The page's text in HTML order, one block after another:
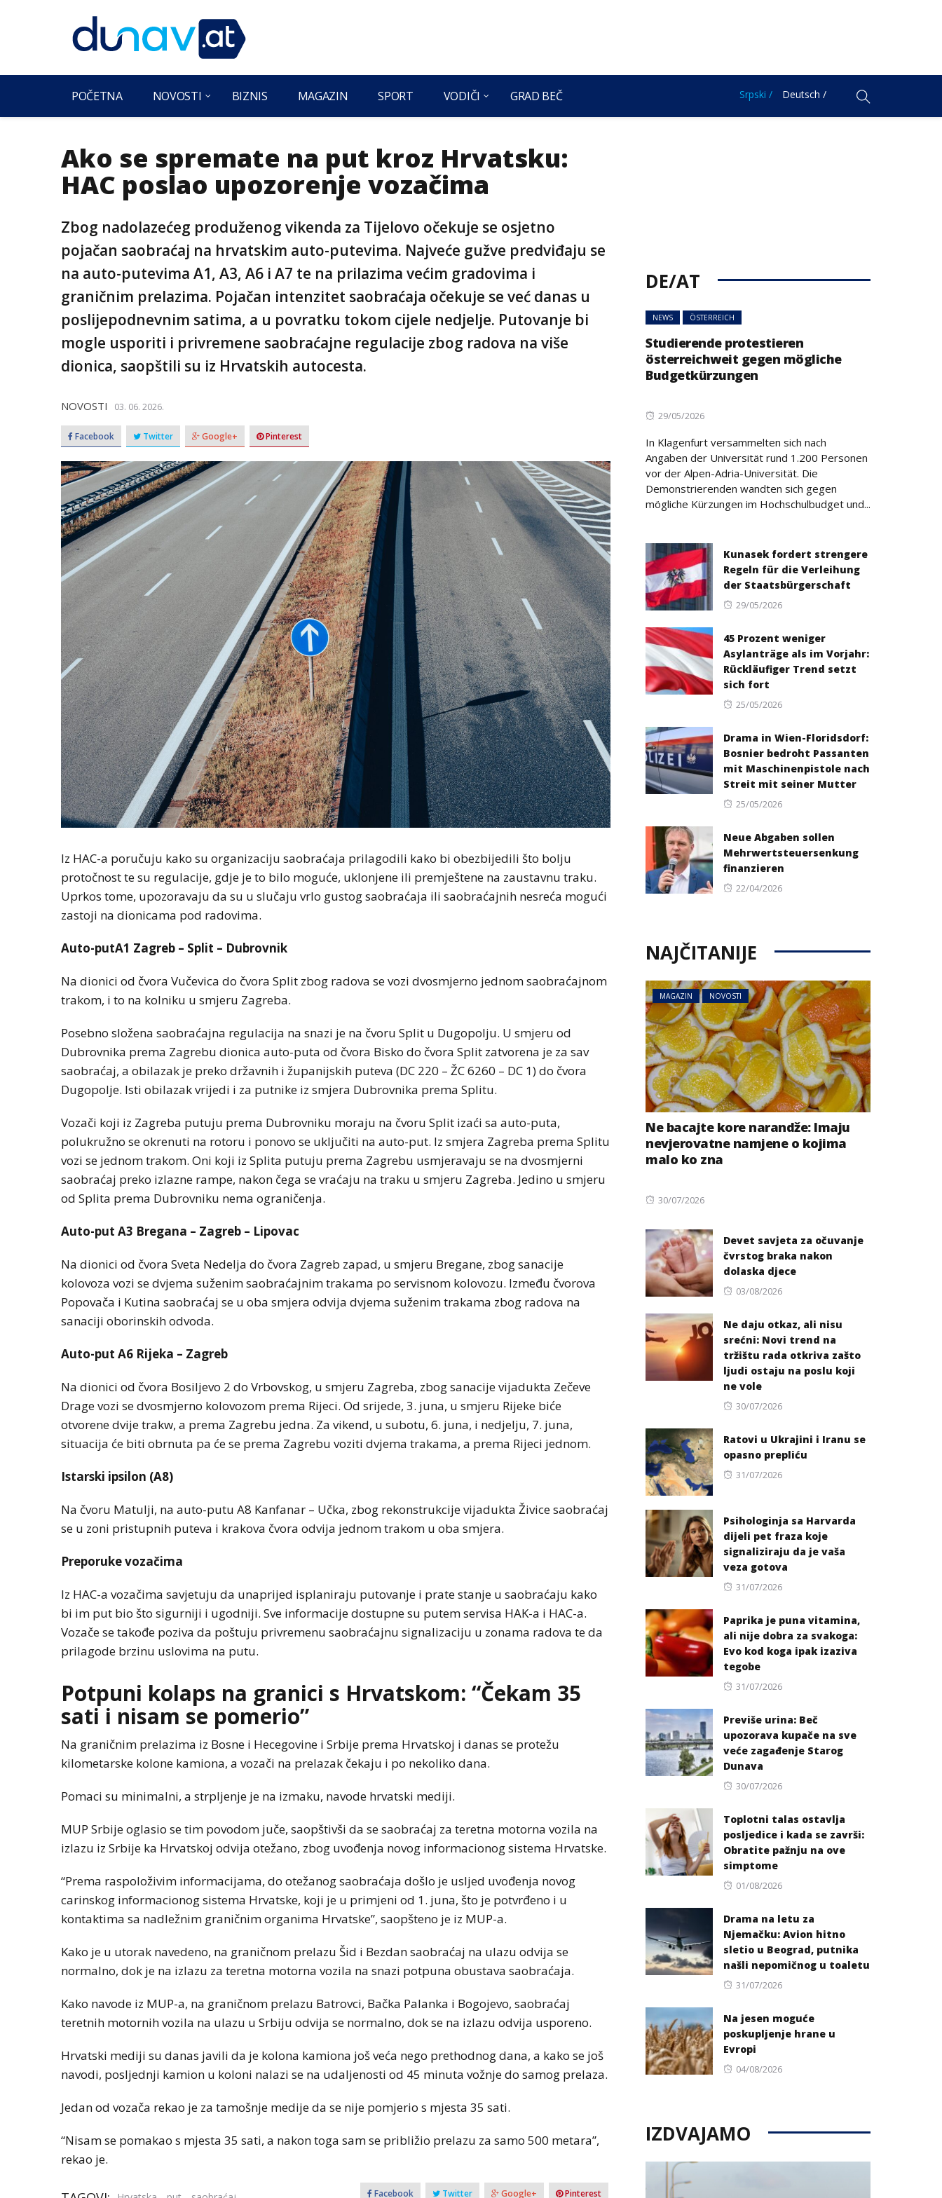
POČETNA NOVOSTI BIZNIS MAGAZIN SPORT VODIČI GRAD BEČ Srpski / Deutsch /
Ako se spremate na put kroz Hrvatsku:
HAC poslao upozorenje vozačima
Zbog nadolazećeg produženog vikenda za Tijelovo očekuje se osjetno
pojačan saobraćaj na hrvatskim auto-putevima. Najveće gužve predviđaju se
na auto-putevima A1, A3, A6 i A7 te na prilazima većim gradovima i
graničnim prelazima. Pojačan intenzitet saobraćaja očekuje se već danas u
poslijepodnevnim satima, a u povratku tokom cijele nedjelje. Putovanje bi
mogle usporiti i privremene saobraćajne regulacije zbog radova na više
dionica, saopštili su iz Hrvatskih autocesta.
NOVOSTI 03. 06. 2026.
Facebook Twitter Google+ Pinterest
Iz HAC-a poručuju kako su organizaciju saobraćaja prilagodili kako bi obezbijedili što bolju
protočnost te su regulacije, gdje je to bilo moguće, uklonjene ili premještene na zaustavnu traku.
Uprkos tome, upozoravaju da su u slučaju vrlo gustog saobraćaja ili saobraćajnih nesreća mogući
zastoji na dionicama pod radovima.
Auto-putA1 Zagreb – Split – Dubrovnik
Na dionici od čvora Vučevica do čvora Split zbog radova se vozi dvosmjerno jednom saobraćajnom
trakom, i to na kolniku u smjeru Zagreba.
Posebno složena saobraćajna regulacija na snazi je na čvoru Split u Dugopolju. U smjeru od
Dubrovnika prema Zagrebu dionica auto-puta od čvora Bisko do čvora Split zatvorena je za sav
saobraćaj, a obilazak je preko državnih i županijskih puteva (DC 220 – ŽC 6260 – DC 1) do čvora
Dugopolje. Isti obilazak vrijedi i za putnike iz smjera Dubrovnika prema Splitu.
Vozači koji iz Zagreba putuju prema Dubrovniku moraju na čvoru Split izaći sa auto-puta,
polukružno se okrenuti na rotoru i ponovo se uključiti na auto-put. Iz smjera Zagreba prema Splitu
vozi se jednom trakom. Oni koji iz Splita putuju prema Zagrebu usmjeravaju se na dvosmjerni
saobraćaj preko izlazne rampe, nakon čega se vraćaju na traku u smjeru Zagreba. Jedino u smjeru
od Splita prema Dubrovniku nema ograničenja.
Auto-put A3 Bregana – Zagreb – Lipovac
Na dionici od čvora Sveta Nedelja do čvora Zagreb zapad, u smjeru Bregane, zbog sanacije
kolovoza vozi se dvjema suženim saobraćajnim trakama po servisnom kolovozu. Između čvorova
Popovača i Kutina saobraćaj se u oba smjera odvija dvjema suženim trakama zbog radova na
sanaciji oborinskih odvoda.
Auto-put A6 Rijeka – Zagreb
Na dionici od čvora Bosiljevo 2 do Vrbovskog, u smjeru Zagreba, zbog sanacije vijadukta Zečeve
Drage vozi se dvosmjerno kolovozom prema Rijeci. Od srijede, 3. juna, u smjeru Rijeke biće
otvorene dvije trakw, a prema Zagrebu jedna. Za vikend, u subotu, 6. juna, i nedjelju, 7. juna,
situacija će biti obrnuta pa će se prema Zagrebu voziti dvjema trakama, a prema Rijeci jednom.
Istarski ipsilon (A8)
Na čvoru Matulji, na auto-putu A8 Kanfanar – Učka, zbog rekonstrukcije vijadukta Živice saobraćaj
se u zoni pristupnih puteva i krakova čvora odvija jednom trakom u oba smjera.
Preporuke vozačima
Iz HAC-a vozačima savjetuju da unaprijed isplaniraju putovanje i prate stanje u saobraćaju kako
bi im put bio što sigurniji i ugodniji. Sve informacije dostupne su putem servisa HAK-a i HAC-a.
Vozače se takođe poziva da poštuju privremenu saobraćajnu signalizaciju u zonama radova te da
prilagode brzinu uslovima na putu.
Potpuni kolaps na granici s Hrvatskom: “Čekam 35
sati i nisam se pomerio”
Na graničnim prelazima iz Bosne i Hecegovine i Srbije prema Hrvatskoj i danas se protežu
kilometarske kolone kamiona, a vozači na prelazak čekaju i po nekoliko dana.
Pomaci su minimalni, a strpljenje je na izmaku, navode hrvatski mediji.
MUP Srbije oglasio se tim povodom juče, saopštivši da se saobraćaj za teretna motorna vozila na
izlazu iz Srbije ka Hrvatskoj odvija otežano, zbog uvođenja novog informacionog sistema Hrvatske.
“Prema raspoloživim informacijama, do otežanog saobraćaja došlo je usljed uvođenja novog
carinskog informacionog sistema Hrvatske, koji je u primjeni od 1. juna, što je potvrđeno i u
kontaktima sa nadležnim graničnim organima Hrvatske”, saopšteno je iz MUP-a.
Kako je u utorak navedeno, na graničnom prelazu Šid i Bezdan saobraćaj na ulazu odvija se
normalno, dok je na izlazu za teretna motorna vozila na snazi potpuna obustava saobraćaja.
Kako navode iz MUP-a, na graničnom prelazu Batrovci, Bačka Palanka i Bogojevo, saobraćaj
teretnih motornih vozila na ulazu u Srbiju odvija se normalno, dok se na izlazu odvija usporeno.
Hrvatski mediji su danas javili da je kolona kamiona još veća nego prethodnog dana, a kako se još
navodi, posljednji kamion u koloni nalazi se na udaljenosti od 45 minuta vožnje do samog prelaza.
Jedan od vozača rekao je za tamošnje medije da se nije pomjerio s mjesta 35 sati.
“Nisam se pomakao s mjesta 35 sati, a nakon toga sam se približio prelazu za samo 500 metara”,
rekao je.
Facebook Twitter Google+ Pinterest
DE/AT
NEWS ÖSTERREICH
Studierende protestieren
österreichweit gegen mögliche
Budgetkürzungen
Posted
29/05/2026
In Klagenfurt versammelten sich nach
Angaben der Universität rund 1.200 Personen
vor der Alpen-Adria-Universität. Die
Demonstrierenden wandten sich gegen
mögliche Kürzungen im Hochschulbudget und...
Kunasek fordert strengere
Regeln für die Verleihung
der Staatsbürgerschaft
Posted
29/05/2026
45 Prozent weniger
Asylanträge als im Vorjahr:
Rückläufiger Trend setzt
sich fort
Posted
25/05/2026
Drama in Wien-Floridsdorf:
Bosnier bedroht Passanten
mit Maschinenpistole nach
Streit mit seiner Mutter
Posted
25/05/2026
Neue Abgaben sollen
Mehrwertsteuersenkung
finanzieren
Posted
22/04/2026
NAJČITANIJE
MAGAZIN NOVOSTI
Ne bacajte kore narandže: Imaju
nevjerovatne namjene o kojima
malo ko zna
Posted
30/07/2026
Devet savjeta za očuvanje
čvrstog braka nakon
dolaska djece
Posted
03/08/2026
Ne daju otkaz, ali nisu
srećni: Novi trend na
tržištu rada otkriva zašto
ljudi ostaju na poslu koji
ne vole
Posted
30/07/2026
Ratovi u Ukrajini i Iranu se
opasno prepliću
Posted
31/07/2026
Psihologinja sa Harvarda
dijeli pet fraza koje
signaliziraju da je vaša
veza gotova
Posted
31/07/2026
Paprika je puna vitamina,
ali nije dobra za svakoga:
Evo kod koga ipak izaziva
tegobe
Posted
31/07/2026
Previše urina: Beč
upozorava kupače na sve
veće zagađenje Starog
Dunava
Posted
30/07/2026
Toplotni talas ostavlja
posljedice i kada se završi:
Obratite pažnju na ove
simptome
Posted
01/08/2026
Drama na letu za
Njemačku: Avion hitno
sletio u Beograd, putnika
našli nepomičnog u toaletu
Posted
31/07/2026
Na jesen moguće
poskupljenje hrane u
Evropi
Posted
04/08/2026
IZDVAJAMO